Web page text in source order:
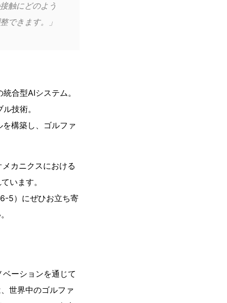
触にどのよう
できます。」
合型AIシステム。
技術。
構築し、ゴルファ
カニクスにおける
います。
5）にぜひお立ち寄
ーションを通じて
世界中のゴルファ